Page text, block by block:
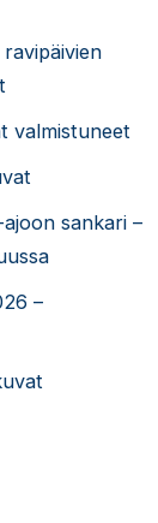
valmistuneet
sankari –
–